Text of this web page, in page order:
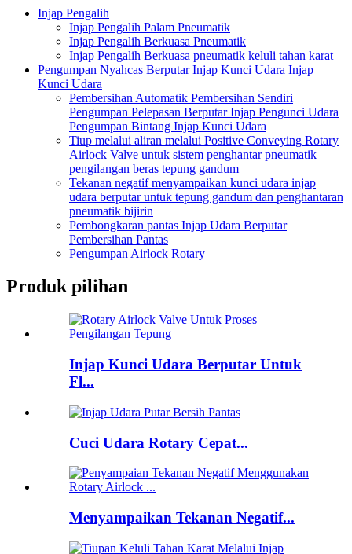
Injap Pengalih
Injap Pengalih Palam Pneumatik
Injap Pengalih Berkuasa Pneumatik
Injap Pengalih Berkuasa pneumatik keluli tahan karat
Pengumpan Nyahcas Berputar Injap Kunci Udara Injap
Kunci Udara
Pembersihan Automatik Pembersihan Sendiri
Pengumpan Pelepasan Berputar Injap Pengunci Udara
Pengumpan Bintang Injap Kunci Udara
Tiup melalui aliran melalui Positive Conveying Rotary
Airlock Valve untuk sistem penghantar pneumatik
pengilangan beras tepung gandum
Tekanan negatif menyampaikan kunci udara injap
udara berputar untuk tepung gandum dan penghantaran
pneumatik bijirin
Pembongkaran pantas Injap Udara Berputar
Pembersihan Pantas
Pengumpan Airlock Rotary
Produk pilihan
Injap Kunci Udara Berputar Untuk
Fl...
Cuci Udara Rotary Cepat...
Menyampaikan Tekanan Negatif...